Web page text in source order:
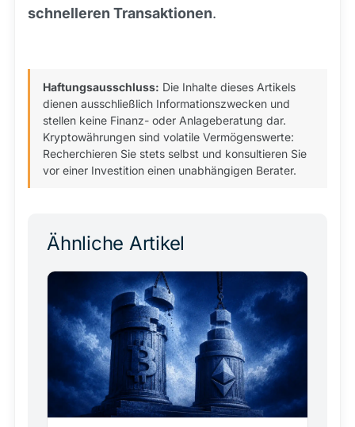
schnelleren Transaktionen.
Haftungsausschluss: Die Inhalte dieses Artikels
dienen ausschließlich Informationszwecken und
stellen keine Finanz- oder Anlageberatung dar.
Kryptowährungen sind volatile Vermögenswerte:
Recherchieren Sie stets selbst und konsultieren Sie
vor einer Investition einen unabhängigen Berater.
Ähnliche Artikel